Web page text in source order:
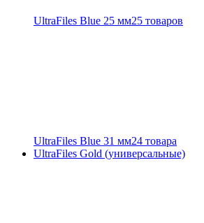
UltraFiles Blue 25 мм25 товаров
UltraFiles Blue 31 мм24 товара
UltraFiles Gold (универсальные)